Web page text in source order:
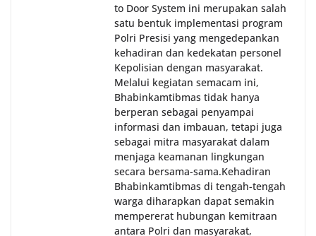
to Door System ini merupakan salah
satu bentuk implementasi program
Polri Presisi yang mengedepankan
kehadiran dan kedekatan personel
Kepolisian dengan masyarakat.
Melalui kegiatan semacam ini,
Bhabinkamtibmas tidak hanya
berperan sebagai penyampai
informasi dan imbauan, tetapi juga
sebagai mitra masyarakat dalam
menjaga keamanan lingkungan
secara bersama-sama.‎‎Kehadiran
Bhabinkamtibmas di tengah-tengah
warga diharapkan dapat semakin
mempererat hubungan kemitraan
antara Polri dan masyarakat,